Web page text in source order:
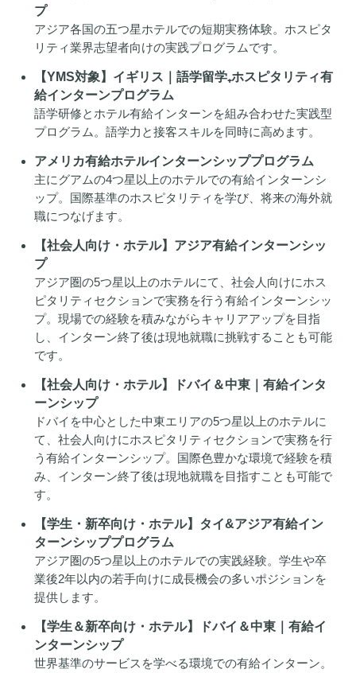
プ
アジア各国の五つ星ホテルでの短期実務体験。ホスピタ
リティ業界志望者向けの実践プログラムです。
【YMS対象】イギリス｜語学留学₊ホスピタリティ有
給インターンプログラム
語学研修とホテル有給インターンを組み合わせた実践型
プログラム。語学力と接客スキルを同時に高めます。
アメリカ有給ホテルインターンシッププログラム
主にグアムの4つ星以上のホテルでの有給インターンシ
ップ。国際基準のホスピタリティを学び、将来の海外就
職につなげます。
【社会人向け・ホテル】アジア有給インターンシッ
プ
アジア圏の5つ星以上のホテルにて、社会人向けにホス
ピタリティセクションで実務を行う有給インターンシッ
プ。現場での経験を積みながらキャリアアップを目指
し、インターン終了後は現地就職に挑戦することも可能
です。
【社会人向け・ホテル】ドバイ＆中東｜有給インタ
ーンシップ
ドバイを中心とした中東エリアの5つ星以上のホテルに
て、社会人向けにホスピタリティセクションで実務を行
う有給インターンシップ。国際色豊かな環境で経験を積
み、インターン終了後は現地就職を目指すことも可能で
す。
【学生・新卒向け・ホテル】タイ&アジア有給イン
ターンシッププログラム
アジア圏の5つ星以上のホテルでの実践経験。学生や卒
業後2年以内の若手向けに成長機会の多いポジションを
提供します。
【学生＆新卒向け・ホテル】ドバイ＆中東｜有給イ
ンターンシップ
世界基準のサービスを学べる環境での有給インターン。